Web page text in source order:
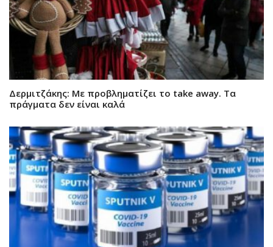
Δερμιτζάκης: Με προβληματίζει το take away. Τα
πράγματα δεν είναι καλά